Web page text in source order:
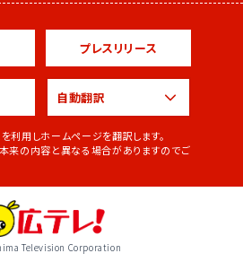
プレスリリース
利用しホームページを翻訳します。
来の内容と異なる場合がありますのでご
Television Corporation